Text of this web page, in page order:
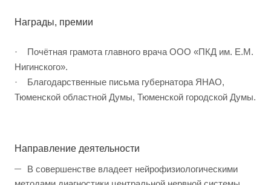
Награды, премии
· Почётная грамота главного врача ООО «ПКД им. Е.М.
Нигинского».
· Благодарственные письма губернатора ЯНАО,
Тюменской областной Думы, Тюменской городской Думы.
Направление деятельности
В совершенстве владеет нейрофизиологическими